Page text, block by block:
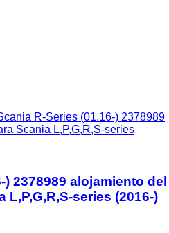
R-Series (01.16-) 2378989
Scania L,P,G,R,S-series
) 2378989 alojamiento del
series (2016-)